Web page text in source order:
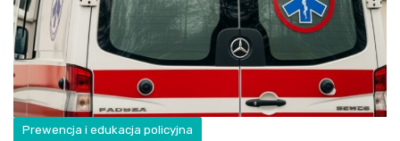
Prewencja i edukacja policyjna